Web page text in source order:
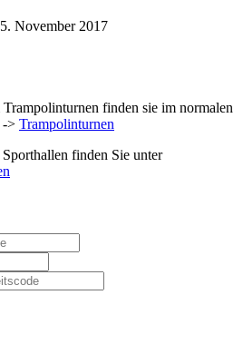
November 2017
finden sie im normalen
-> Trampolinturnen
finden Sie unter